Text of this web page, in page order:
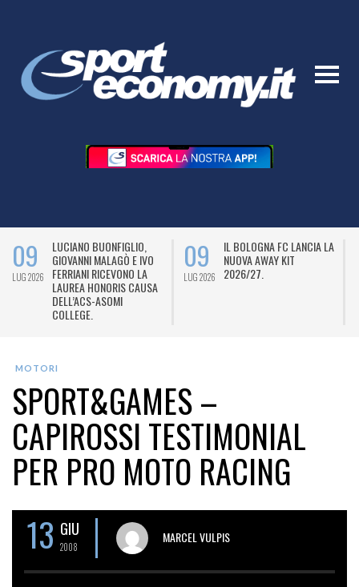
09
LUG 2026
LUCIANO BUONFIGLIO,
GIOVANNI MALAGÒ E IVO
FERRIANI RICEVONO LA
LAUREA HONORIS CAUSA
DELL’ACS-ASOMI
COLLEGE.
09
LUG 2026
IL BOLOGNA FC LANCIA LA
NUOVA AWAY KIT
2026/27.
MOTORI
SPORT&GAMES –
CAPIROSSI TESTIMONIAL
PER PRO MOTO RACING
13 GIU
2008
MARCEL VULPIS